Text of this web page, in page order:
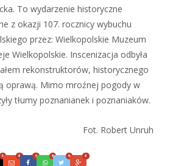
To wydarzenie historyczne
z okazji 107. rocznicy wybuchu
przez: Wielkopolskie Muzeum
Wielkopolskie. Inscenizacja odbyła
rekonstruktorów, historycznego
oprawą. Mimo mroźnej pogody w
tłumy poznanianek i poznaniaków.
Fot. Robert Unruh
0 0 0 0 0 0